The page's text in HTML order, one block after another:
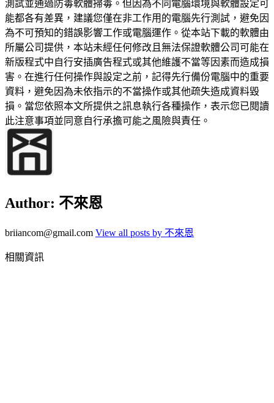
測試並通過防毒軟體掃毒。但因為不同電腦環境與軟體設定可
能都各有差異，建議您僅在非工作用的電腦先行測試，避免因
為不可預知的錯誤影響工作或電腦運作。從本站下載的軟體由
所屬公司提供，本站未經任何修改且無法保證軟體公司可能在
新版程式中自行安插廣告程式或其他維護不當等因素而造成損
害。在進行任何操作與設定之前，記得先行備份電腦中的重要
資料，避免因為未依指示的不當操作或其他疏失造成資料毀
損。當您依照本文所提供之訊息執行各種操作，表示您已閱讀
此注意事項並同意自行承擔可能之風險與責任。
Author: 不來恩
briiancom@gmail.com View all posts by 不來恩
相關資訊